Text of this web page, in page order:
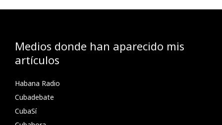
Medios donde han aparecido mis
artículos
Habana Radio
Cubadebate
CubaSí